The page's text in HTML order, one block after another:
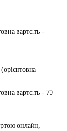
вартсіть -
вартсіть - 70
онлайн,